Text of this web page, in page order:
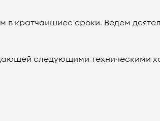
кратчайшиес сроки. Ведем
следующими техническими